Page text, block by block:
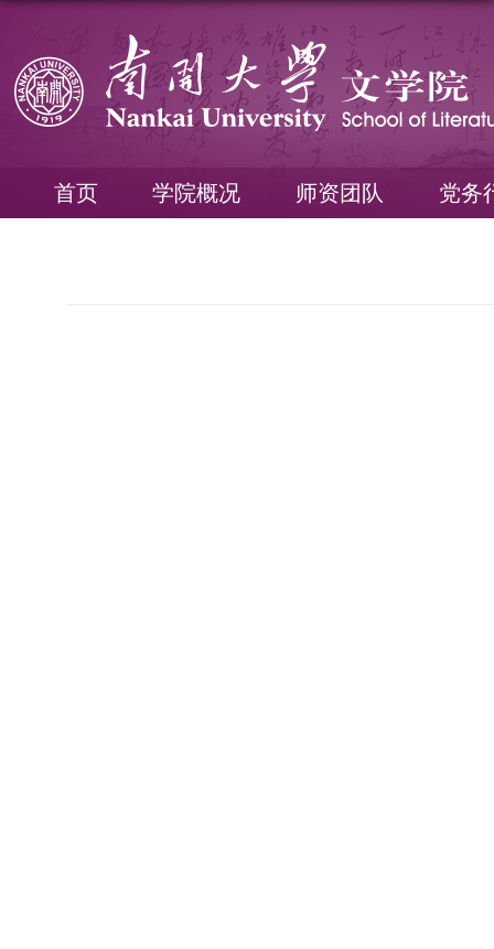
首页 学院概况 师资团队 党务